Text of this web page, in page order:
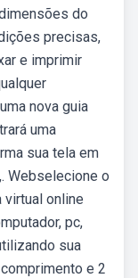
do
precisas,
e imprimir
nova guia
uma
sua tela em
Webselecione o
virtual online
pc,
sua
e 2